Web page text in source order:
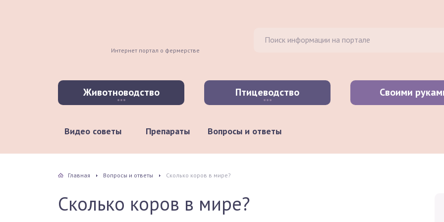
Интернет портал о фермерстве
Животноводство Птицеводство Своими
Видео советы Препараты Вопросы и ответы
Главная Вопросы и ответы Сколько коров в мире?
Сколько коров в мире?